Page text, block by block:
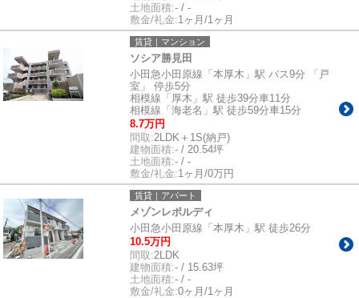
土地面積:- / -
敷金/礼金:1ヶ月/1ヶ月
賃貸｜マンション
ソシア勝見田
小田急小田原線「本厚木」駅 バス9分 「戸
室」 停歩5分
相模線「厚木」駅 徒歩39分車11分
相模線「海老名」駅 徒歩59分車15分
8.7万円
間取:2LDK＋1S(納戸)
建物面積:- / 20.54坪
土地面積:- / -
敷金/礼金:1ヶ月/0万円
賃貸｜アパート
メゾンレポルディ
小田急小田原線「本厚木」駅 徒歩26分
10.5万円
間取:2LDK
建物面積:- / 15.63坪
土地面積:- / -
敷金/礼金:0ヶ月/1ヶ月